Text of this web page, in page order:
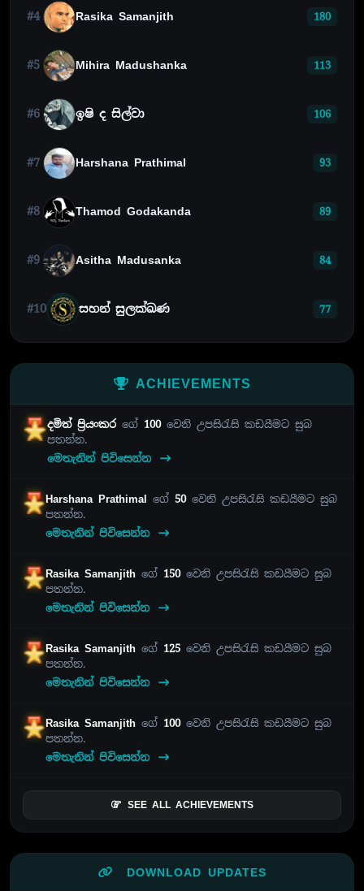
#4 Rasika Samanjith 180
#5 Mihira Madushanka 113
#6 ඉෂි ද සිල්වා 106
#7 Harshana Prathimal 93
#8 Thamod Godakanda 89
#9 Asitha Madusanka 84
#10 සහන් සුලක්ඛණ 77
ACHIEVEMENTS
දමිත් ප්‍රියංකරගේ 100වෙනි උපසිරැසි කඩයීමට සුබ
පතන්න.
මෙතැනින් පිවිසෙන්න
Harshana Prathimal ගේ 50වෙනි උපසිරැසි කඩයීමට සුබ
පතන්න.
මෙතැනින් පිවිසෙන්න
Rasika Samanjithගේ 150වෙනි උපසිරැසි කඩයීමට සුබ
පතන්න.
මෙතැනින් පිවිසෙන්න
Rasika Samanjithගේ 125 වෙනි උපසිරැසි කඩයීමට සුබ
පතන්න.
මෙතැනින් පිවිසෙන්න
Rasika Samanjithගේ 100වෙනි උපසිරැසි කඩයීමට සුබ
පතන්න.
මෙතැනින් පිවිසෙන්න
SEE ALL ACHIEVEMENTS
DOWNLOAD UPDATES